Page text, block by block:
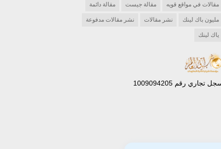
مقالات في مواقع قويه مقالة جيست مقالة دائمة
مليون باك لينك نشر مقالات نشر مقالات مدفوعة
ياك لينك
تجاري رقم 1009094205